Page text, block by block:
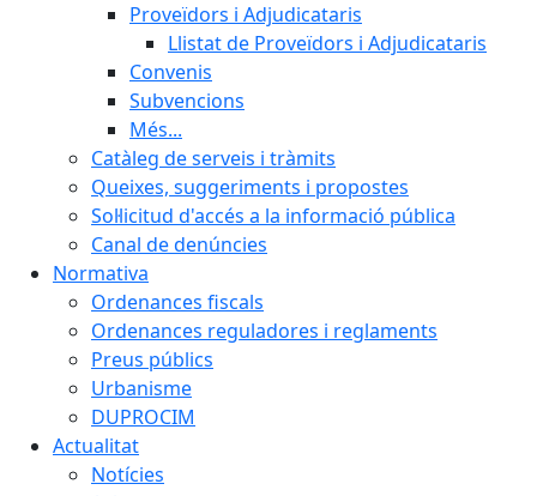
Proveïdors i Adjudicataris
Llistat de Proveïdors i Adjudicataris
Convenis
Subvencions
Més...
Catàleg de serveis i tràmits
Queixes, suggeriments i propostes
Sol·licitud d'accés a la informació pública
Canal de denúncies
Normativa
Ordenances fiscals
Ordenances reguladores i reglaments
Preus públics
Urbanisme
DUPROCIM
Actualitat
Notícies